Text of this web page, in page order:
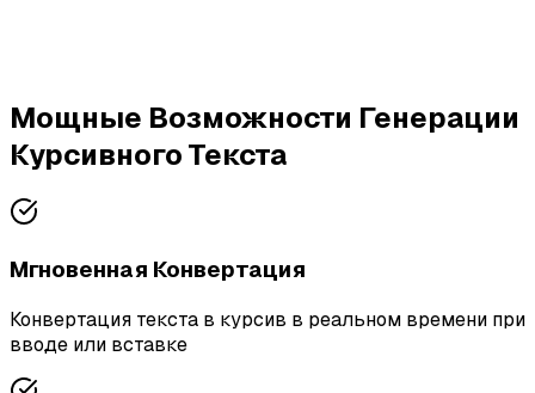
Мощные Возможности Генерации
Курсивного Текста
Мгновенная Конвертация
Конвертация текста в курсив в реальном времени при
вводе или вставке